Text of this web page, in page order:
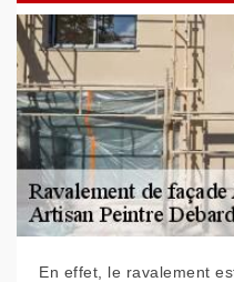
En effet, le ravalement